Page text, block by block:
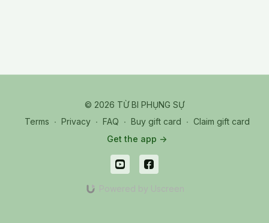
© 2026 TỪ BI PHỤNG SỰ
Terms ∙ Privacy ∙ FAQ ∙ Buy gift card ∙ Claim gift card
Get the app ->
Powered by Uscreen